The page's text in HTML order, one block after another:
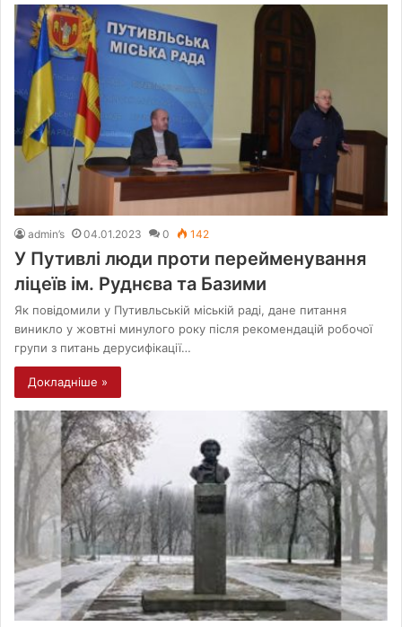
admin’s 04.01.2023 0 142
У Путивлі люди проти перейменування
ліцеїв ім. Руднєва та Базими
Як повідомили у Путивльській міській раді, дане питання
виникло у жовтні минулого року після рекомендацій робочої
групи з питань дерусифікації…
Докладніше »